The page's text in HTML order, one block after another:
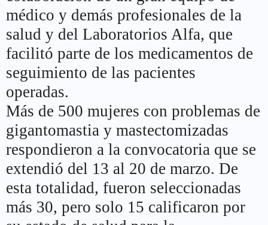
médico y demás profesionales de la
salud y del Laboratorios Alfa, que
facilitó parte de los medicamentos de
seguimiento de las pacientes
operadas.
Más de 500 mujeres con problemas de
gigantomastia y mastectomizadas
respondieron a la convocatoria que se
extendió del 13 al 20 de marzo. De
esta totalidad, fueron seleccionadas
más 30, pero solo 15 calificaron por